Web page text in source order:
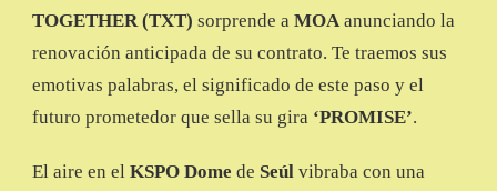
DE
CON
BIGHIT
SHOW
TOGETHER (TXT) sorprende a MOA anunciando la
renovación anticipada de su contrato. Te traemos sus
emotivas palabras, el significado de este paso y el
futuro prometedor que sella su gira ‘PROMISE’.
El aire en el KSPO Dome de Seúl vibraba con una